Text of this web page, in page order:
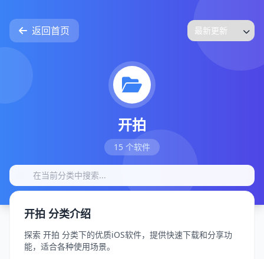
返回首页
开拍
15 个软件
开拍 分类介绍
探索 开拍 分类下的优质iOS软件，提供快速下载和分享功
能，适合各种使用场景。